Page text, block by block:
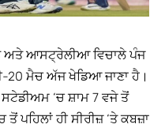
ਅਤੇ ਆਸਟ੍ਰੇਲੀਆ ਵਿਚਾਲੇ ਪੰਜ
20 ਮੈਚ ਅੱਜ ਖੇਡਿਆ ਜਾਣਾ ਹੈ।
‘ਚ ਸ਼ਾਮ 7 ਵਜੇ ਤੋਂ
ਪਹਿਲਾਂ ਹੀ ਸੀਰੀਜ਼ ‘ਤੇ ਕਬਜ਼ਾ